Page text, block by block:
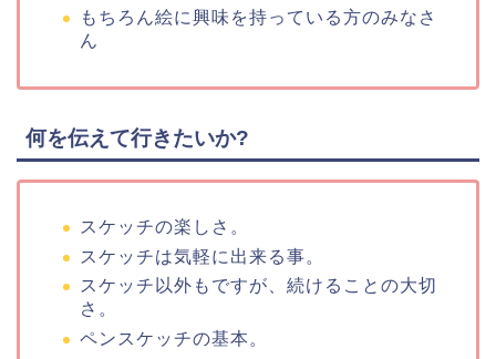
もちろん絵に興味を持っている方のみなさ
ん
何を伝えて行きたいか?
スケッチの楽しさ。
スケッチは気軽に出来る事。
スケッチ以外もですが、続けることの大切
さ。
ペンスケッチの基本。